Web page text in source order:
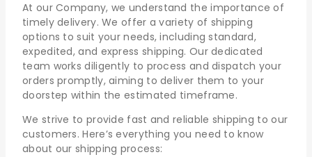
At our Company, we understand the importance of
timely delivery. We offer a variety of shipping
options to suit your needs, including standard,
expedited, and express shipping. Our dedicated
team works diligently to process and dispatch your
orders promptly, aiming to deliver them to your
doorstep within the estimated timeframe.
We strive to provide fast and reliable shipping to our
customers. Here’s everything you need to know
about our shipping process: